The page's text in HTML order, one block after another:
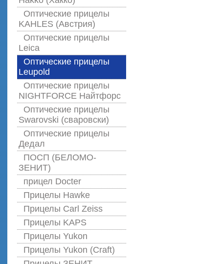
Оптические прицелы
KAHLES (Австрия)
Оптические прицелы
Leica
Оптические прицелы
Leupold
Оптические прицелы
NIGHTFORCE Найтфорс
Оптические прицелы
Swarovski (сваровски)
Оптические прицелы
Дедал
ПОСП (БЕЛОМО-
ЗЕНИТ)
прицел Docter
Прицелы Hawke
Прицелы Carl Zeiss
Прицелы KAPS
Прицелы Yukon
Прицелы Yukon (Craft)